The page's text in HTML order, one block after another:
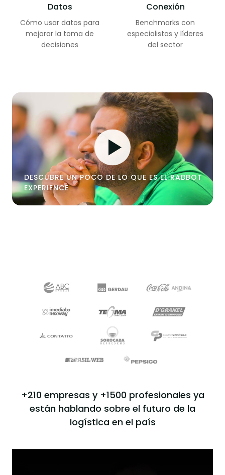
Datos
Cómo usar datos para
mejorar la toma de
decisiones
Conexión
Benchmarks con
especialistas y líderes
del sector
DESCUBRE UN POCO DE LO QUE ES EL RABBOT
EXPERIENCE
+210 empresas y +1500 profesionales ya
están hablando sobre el futuro de la
logística en el país